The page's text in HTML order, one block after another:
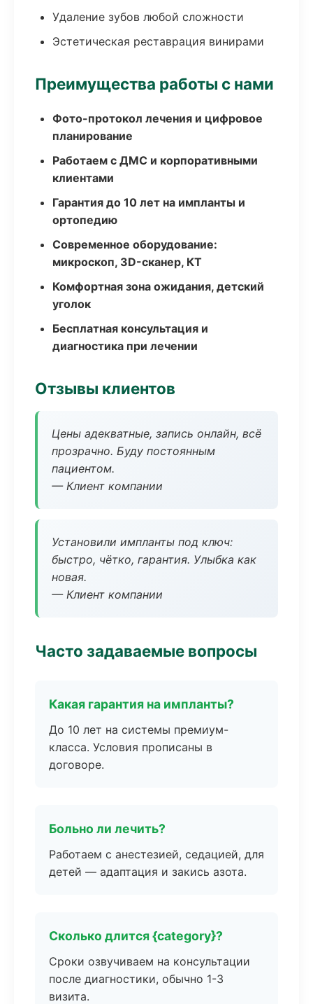
Удаление зубов любой сложности
Эстетическая реставрация винирами
Преимущества работы с нами
Фото-протокол лечения и цифровое
планирование
Работаем с ДМС и корпоративными
клиентами
Гарантия до 10 лет на импланты и
ортопедию
Современное оборудование:
микроскоп, 3D-сканер, КТ
Комфортная зона ожидания, детский
уголок
Бесплатная консультация и
диагностика при лечении
Отзывы клиентов
Цены адекватные, запись онлайн, всё
прозрачно. Буду постоянным
пациентом.
— Клиент компании
Установили импланты под ключ:
быстро, чётко, гарантия. Улыбка как
новая.
— Клиент компании
Часто задаваемые вопросы
Какая гарантия на импланты?
До 10 лет на системы премиум-
класса. Условия прописаны в
договоре.
Больно ли лечить?
Работаем с анестезией, седацией, для
детей — адаптация и закись азота.
Сколько длится {category}?
Сроки озвучиваем на консультации
после диагностики, обычно 1-3
визита.